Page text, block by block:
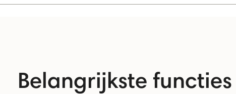
Belangrijkste functies